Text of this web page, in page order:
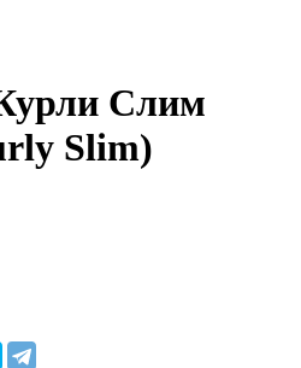
Слим
Slim)